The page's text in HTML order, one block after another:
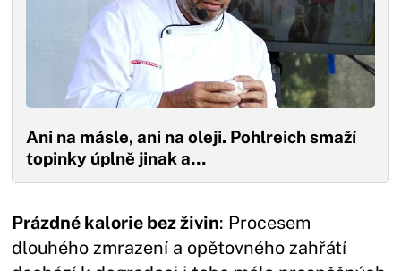
Ani na másle, ani na oleji. Pohlreich smaží
topinky úplně jinak a…
Prázdné kalorie bez živin: Procesem
dlouhého zmrazení a opětovného zahřátí